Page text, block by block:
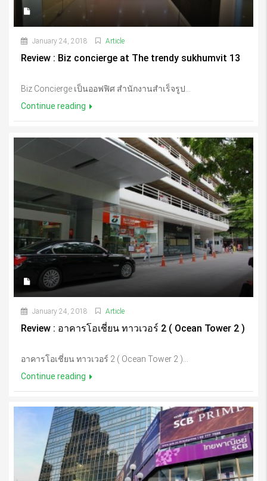
January 24, 2018 Article
Review : Biz concierge at The trendy sukhumvit 13
Biz Concierge เป็นออฟฟิศ สำนักงานสำเร็จรูป...
Continue reading
January 24, 2018 Article
Review : อาคารโอเชี่ยน ทาวเวอร์ 2 ( Ocean Tower 2 )
อาคารโอเชี่ยน ทาวเวอร์ 2 ( Ocean Tower 2 )...
Continue reading